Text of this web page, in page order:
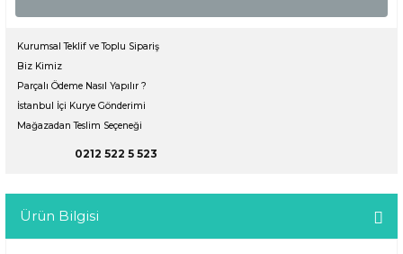
Kurumsal Teklif ve Toplu Sipariş
Biz Kimiz
Parçalı Ödeme Nasıl Yapılır ?
İstanbul İçi Kurye Gönderimi
Mağazadan Teslim Seçeneği
0212 522 5 523
Ürün Bilgisi